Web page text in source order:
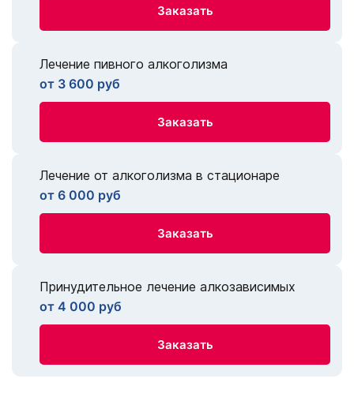
Заказать
Лечение пивного алкоголизма
от 3 600 руб
Заказать
Лечение от алкоголизма в стационаре
от 6 000 руб
Заказать
Принудительное лечение алкозависимых
от 4 000 руб
Заказать